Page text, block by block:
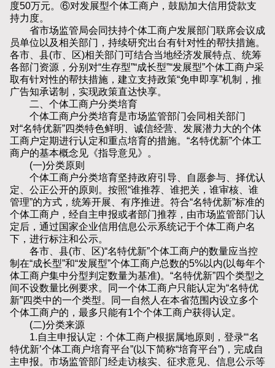
度50万元。⑥对发展型个体工商户，鼓励加大信用贷款支
持力度。
省市场监管局会同扶持个体工商户发展部门联席会议成
员单位以及相关部门，持续研究出台有针对性的帮扶措施。
各市、县(市、区)相关部门可结合当地经济发展特点、统筹
各部门资源，分别对“生存型”“成长型”“发展型”个体工商户采
取有针对性的帮扶措施，建立支持政策“免申即享”机制，推
广告知承诺制，实现政策直达快享。
二、个体工商户分类培育
个体工商户分类培育是市场监管部门会同相关部门
对“名特优新”四类特色鲜明、诚信经营、发展潜力大的个体
工商户定期进行认定和重点培育的措施。“名特优新”个体工
商户的基本概念见《指导意见》。
(一)分类原则
个体工商户分类培育坚持政府引导、自愿参与、择优认
定、公正公开的原则。按照“谁推荐、谁把关，谁审核、谁
管理”的方式，统筹开展、有序推进。符合“名特优新”标准的
个体工商户，经自主申报或者部门推荐，由市场监管部门认
定后，通过国家企业信用信息公示系统记于个体工商户名
下，进行标注和公示。
各市、县(市、区)“名特优新”个体工商户的数量应当控
制在“成长型”和“发展型”个体工商户总数的5%以内(以每年个
体工商户集中分型判定数量为基准)。“名特优新”四个类型之
间不设数量比例要求。同一个体工商户只能认定为“名特优
新”四类中的一个类型。同一自然人在本省范围内设立多个
个体工商户的，最多只能有1个个体工商户获得认定。
(二)分类来源
1.自主申报认定：个体工商户根据属地原则，登录“‘名
特优新’个体工商户培育平台”(以下简称“培育平台”)，完成自
主申报。市场监管部门经走访核实、征求意见、信息公示等